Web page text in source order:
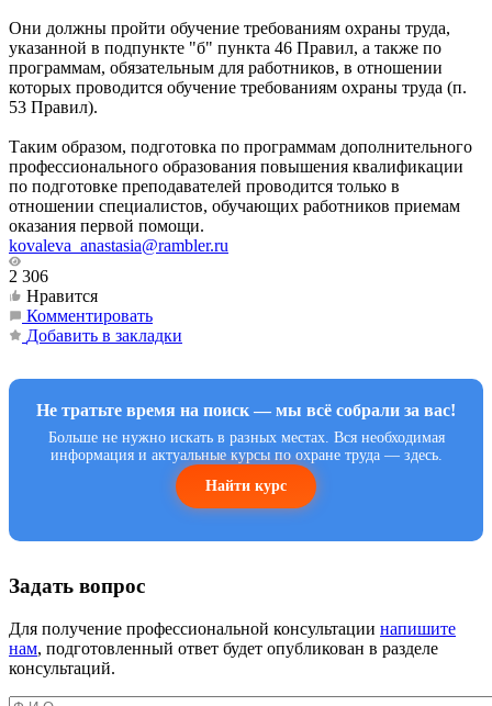
Они должны пройти обучение требованиям охраны труда,
указанной в подпункте "б" пункта 46 Правил, а также по
программам, обязательным для работников, в отношении
которых проводится обучение требованиям охраны труда (п.
53 Правил).
Таким образом, подготовка по программам дополнительного
профессионального образования повышения квалификации
по подготовке преподавателей проводится только в
отношении специалистов, обучающих работников приемам
оказания первой помощи.
kovaleva_anastasia@rambler.ru
2 306
Нравится
Комментировать
Добавить в закладки
Не тратьте время на поиск — мы всё собрали за вас!
Больше не нужно искать в разных местах. Вся необходимая
информация и актуальные курсы по охране труда — здесь.
Найти курс
Задать вопрос
Для получение профессиональной консультации напишите
нам, подготовленный ответ будет опубликован в разделе
консультаций.